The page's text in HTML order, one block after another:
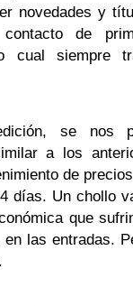
novedades y
de
cual siempre
se nos
a los
de
días. Un chollo
que
en las entradas.